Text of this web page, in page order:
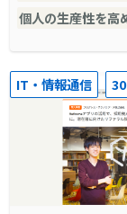
個人の生産性を高
IT・情報通信